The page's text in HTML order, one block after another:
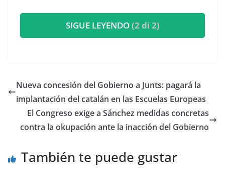
SIGUE LEYENDO(2 di 2)
Nueva concesión del Gobierno a Junts: pagará la
implantación del catalán en las Escuelas Europeas
El Congreso exige a Sánchez medidas concretas
contra la okupación ante la inacción del Gobierno
También te puede gustar